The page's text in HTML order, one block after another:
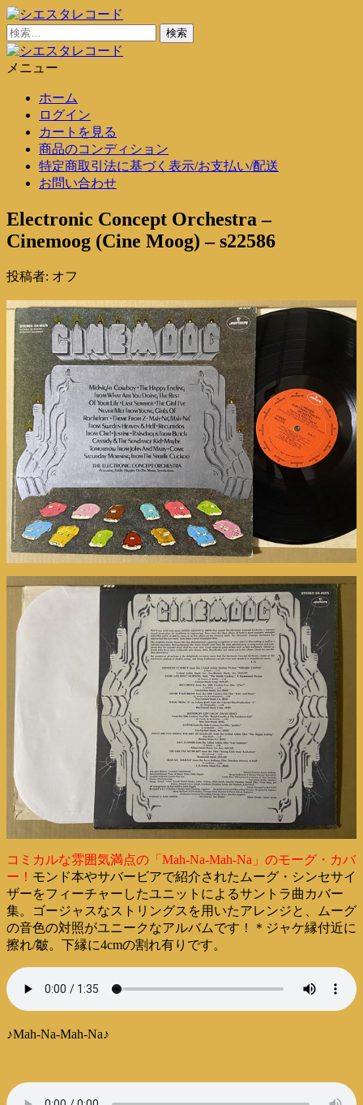
コ
ン
テ
ン
シエスタレコード
中古レコード通販
検
索:
メニュー
ホーム
ログイン
カートを見る
商品のコンディション
特定商取引法に基づく表示/お支払い/配送
お問い合わせ
Electronic Concept Orchestra –
Cinemoog (Cine Moog) – s22586
投稿者: オフ
コミカルな雰囲気満点の「Mah-Na-Mah-Na」のモーグ・カバ
ー！ モンド本やサバービアで紹介されたムーグ・シンセサイ
ザーをフィーチャーしたユニットによるサントラ曲カバー
集。ゴージャスなストリングスを用いたアレンジと、ムーグ
の音色の対照がユニークなアルバムです！＊ジャケ縁付近に
擦れ/皺。下縁に4cmの割れ有りです。
♪Mah-Na-Mah-Na♪